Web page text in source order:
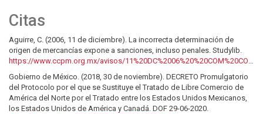
Citas
Aguirre, C. (2006, 11 de diciembre). La incorrecta determinación de
origen de mercancías expone a sanciones, incluso penales. Studylib.
https://www.ccpm.org.mx/avisos/11%20DC%2006%20%20COM%20COM%20EXTERIOR.pdf
Gobierno de México. (2018, 30 de noviembre). DECRETO Promulgatorio
del Protocolo por el que se Sustituye el Tratado de Libre Comercio de
América del Norte por el Tratado entre los Estados Unidos Mexicanos,
los Estados Unidos de América y Canadá. DOF 29-06-2020.